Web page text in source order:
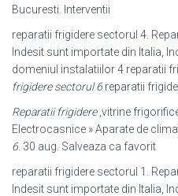
Bucuresti. Interventii
reparatii frigidere sectorul 4.
Indesit sunt importate din Italia,
domeniul instalatiilor 4 reparatii
frigidere sectorul 6reparatii
Reparatii frigidere,vitrine
Electrocasnice » Aparate de
6. 30 aug. Salveaza ca favorit
reparatii frigidere sectorul 1.
Indesit sunt importate din Italia,